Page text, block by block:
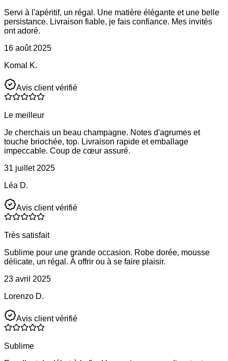
Servi à l'apéritif, un régal. Une matière élégante et une belle
persistance. Livraison fiable, je fais confiance. Mes invités
ont adoré.
16 août 2025
Komal K.
Avis client vérifié
Le meilleur
Je cherchais un beau champagne. Notes d'agrumes et
touche briochée, top. Livraison rapide et emballage
impeccable. Coup de cœur assuré.
31 juillet 2025
Léa D.
Avis client vérifié
Très satisfait
Sublime pour une grande occasion. Robe dorée, mousse
délicate, un régal. À offrir ou à se faire plaisir.
23 avril 2025
Lorenzo D.
Avis client vérifié
Sublime